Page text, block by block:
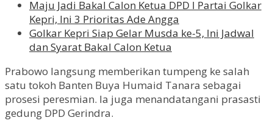
Maju Jadi Bakal Calon Ketua DPD I Partai Golkar
Kepri, Ini 3 Prioritas Ade Angga
Golkar Kepri Siap Gelar Musda ke-5, Ini Jadwal
dan Syarat Bakal Calon Ketua
Prabowo langsung memberikan tumpeng ke salah
satu tokoh Banten Buya Humaid Tanara sebagai
prosesi peresmian. Ia juga menandatangani prasasti
gedung DPD Gerindra.